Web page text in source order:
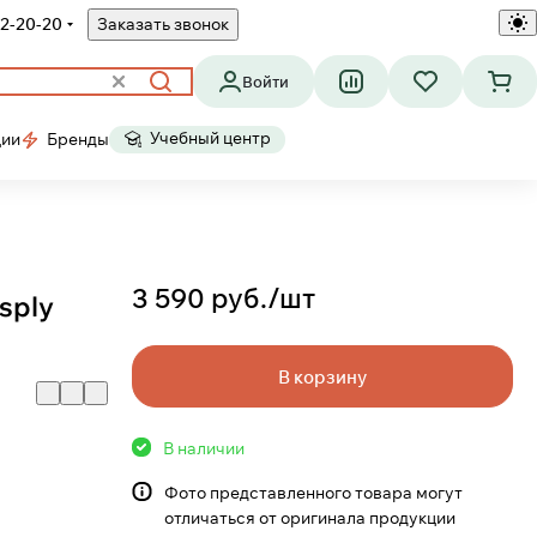
20-20 Заказать звонок
Войти
Бренды Учебный центр
3 590 руб./шт
В корзину
В наличии
Фото представленного товара могут
отличаться от оригинала продукции